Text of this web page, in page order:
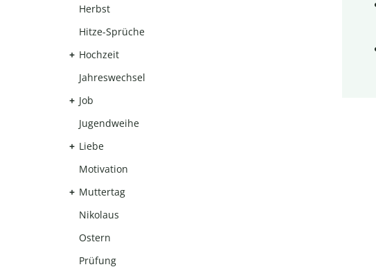
Herbst
Hitze-Sprüche
Hochzeit
Jahreswechsel
Job
Jugendweihe
Liebe
Motivation
Muttertag
Nikolaus
Ostern
Prüfung